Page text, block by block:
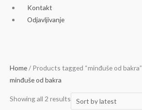
Kontakt
Odjavljivanje
Home/ Products tagged “minđuše od bakra”
minđuše od bakra
Showing all 2 results
Sorted
latest